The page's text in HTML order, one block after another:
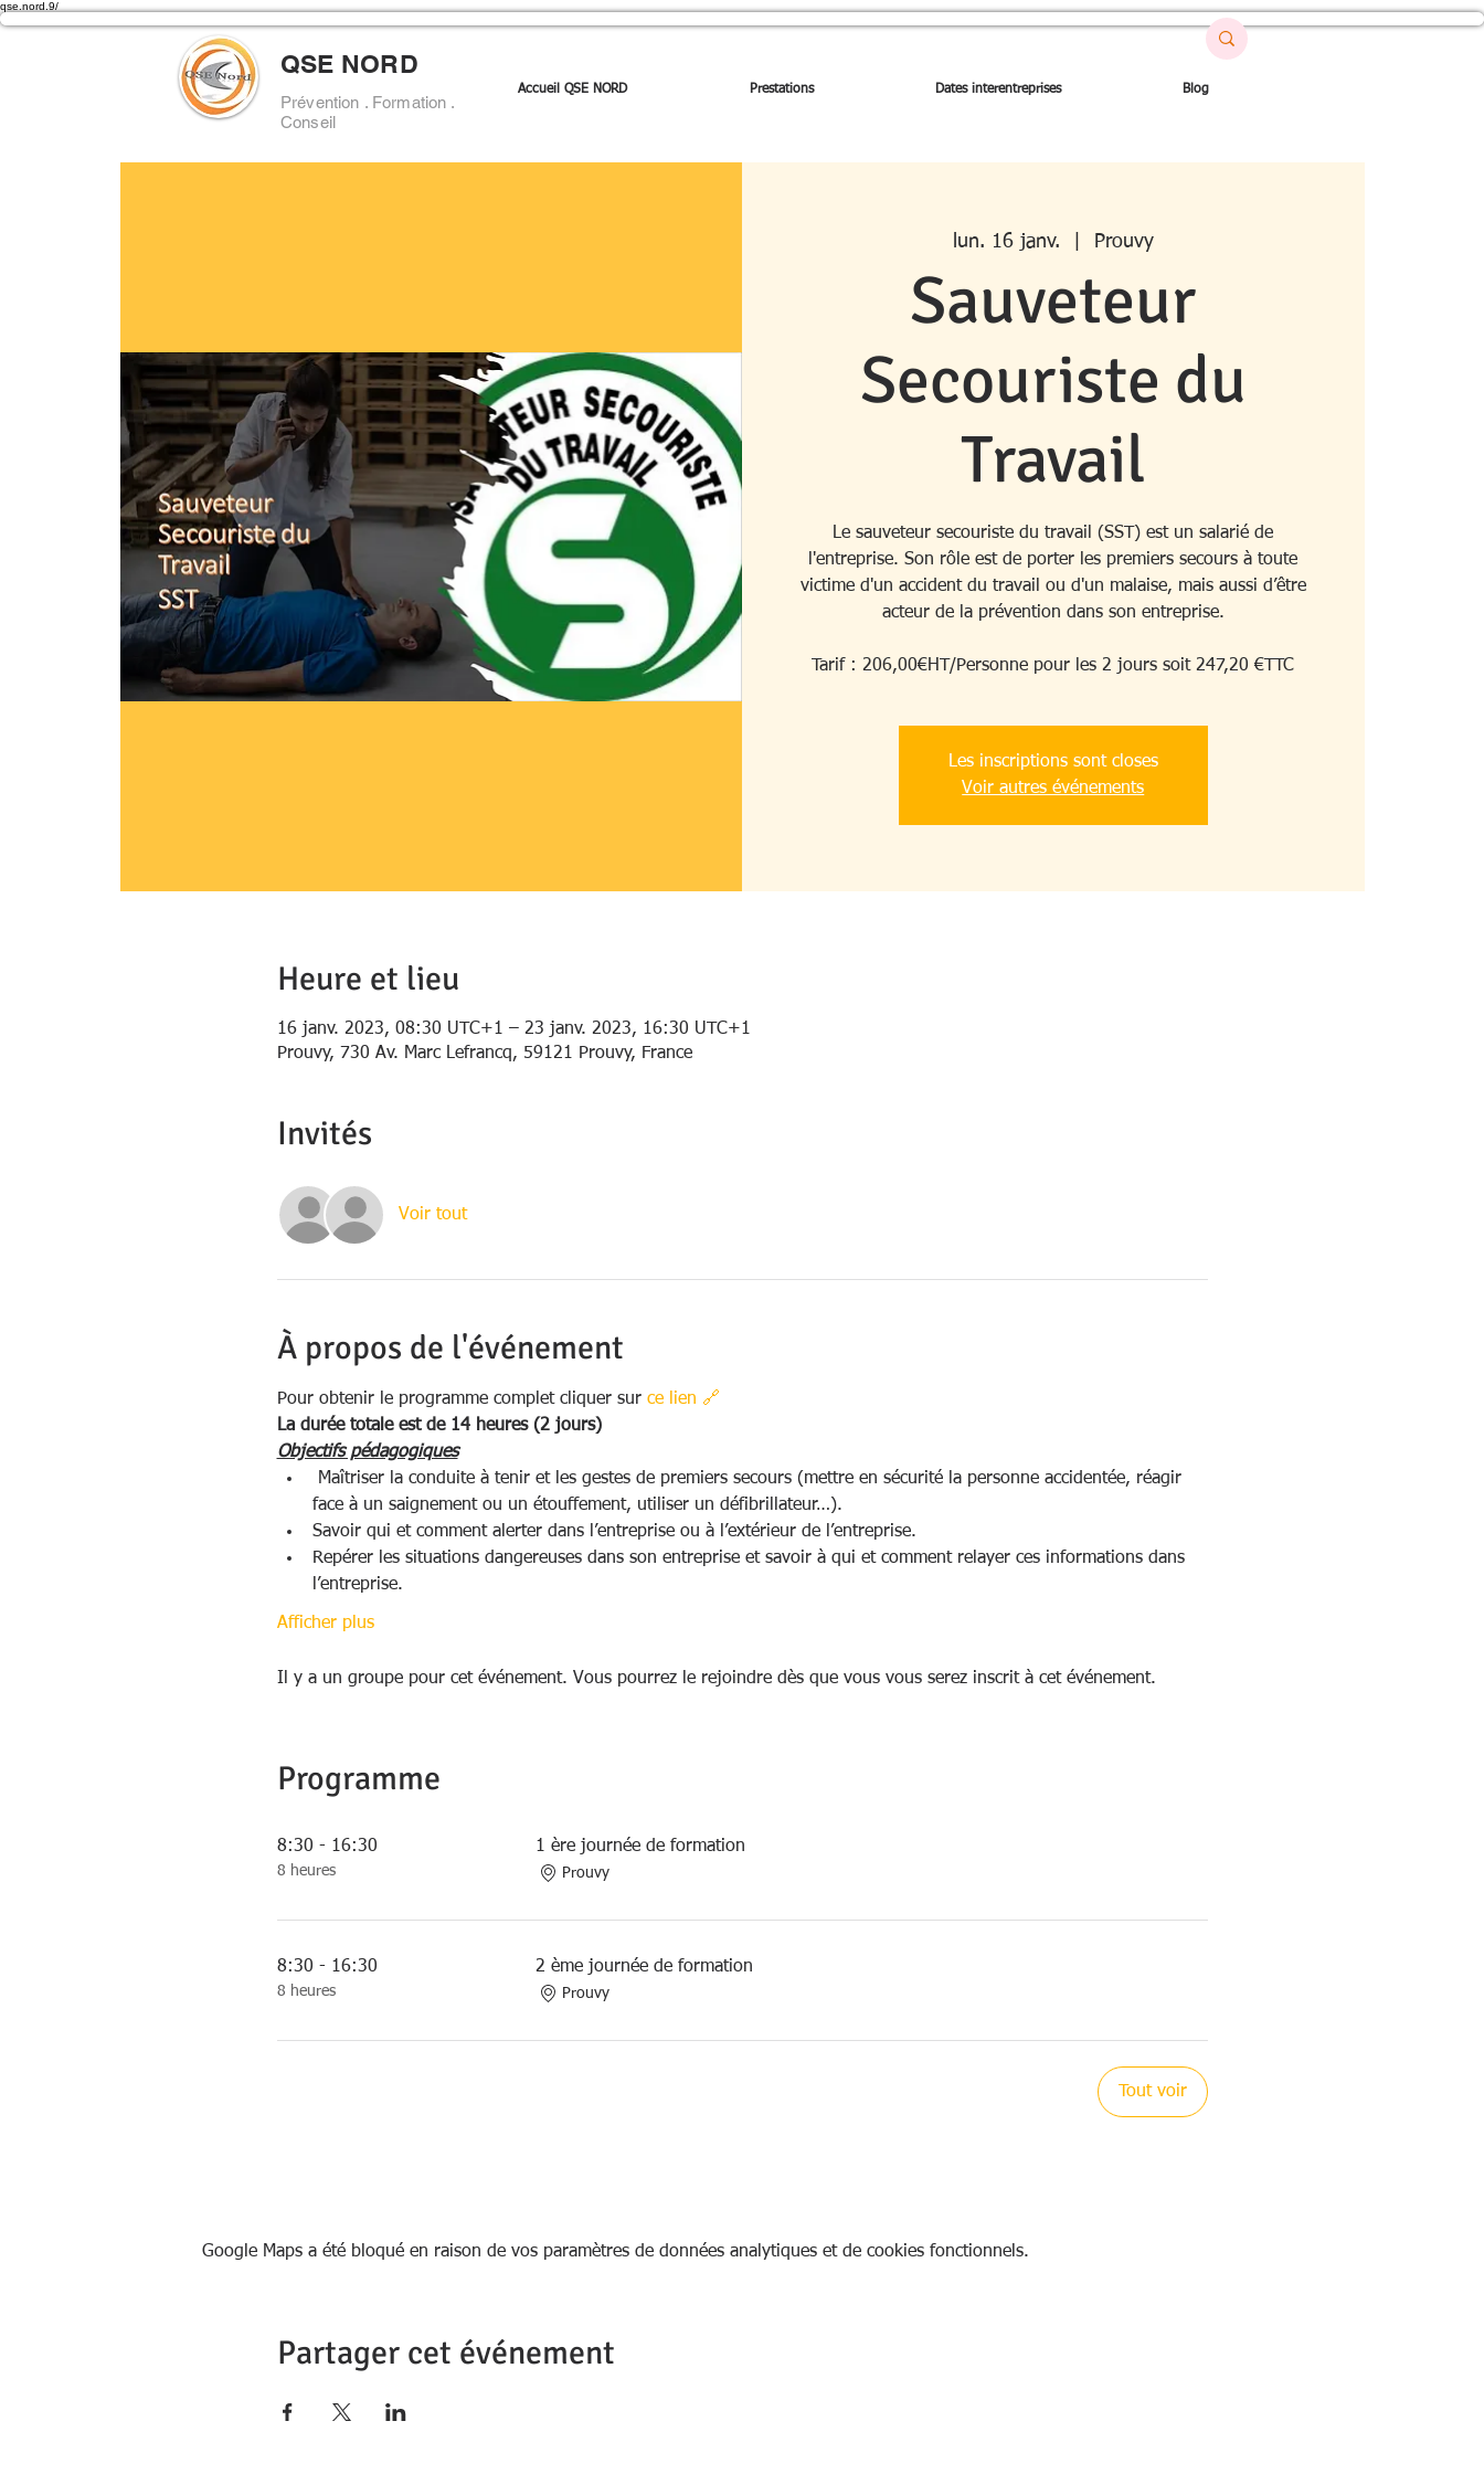
qse.nord.9/
Accueil QSE NORD Prestations Dates interentreprises Blog
QSE NORD
Prévention . Formation .
Conseil
lun. 16 janv. Prouvy
Sauveteur
Secouriste du
Travail
Le sauveteur secouriste du travail (SST) est un salarié de
l'entreprise. Son rôle est de porter les premiers secours à toute
victime d'un accident du travail ou d'un malaise, mais aussi d’être
acteur de la prévention dans son entreprise.
Tarif : 206,00€HT/Personne pour les 2 jours soit 247,20 €TTC
Les inscriptions sont closes
Voir autres événements
Heure et lieu
16 janv. 2023, 08:30 UTC+1 – 23 janv. 2023, 16:30 UTC+1
Prouvy, 730 Av. Marc Lefrancq, 59121 Prouvy, France
Invités
Voir tout
À propos de l'événement
Pour obtenir le programme complet cliquer sur ce lien 🔗
La durée totale est de 14 heures (2 jours)
Objectifs pédagogiques
Maîtriser la conduite à tenir et les gestes de premiers secours (mettre en sécurité la personne accidentée, réagir
face à un saignement ou un étouffement, utiliser un défibrillateur…).
Savoir qui et comment alerter dans l’entreprise ou à l’extérieur de l’entreprise.
Repérer les situations dangereuses dans son entreprise et savoir à qui et comment relayer ces informations dans
l’entreprise.
Afficher plus
Il y a un groupe pour cet événement. Vous pourrez le rejoindre dès que vous vous serez inscrit à cet événement.
Programme
8:30 - 16:30
8 heures
1 ère journée de formation
Prouvy
8:30 - 16:30
8 heures
2 ème journée de formation
Prouvy
Tout voir
Google Maps a été bloqué en raison de vos paramètres de données analytiques et de cookies fonctionnels.
Partager cet événement